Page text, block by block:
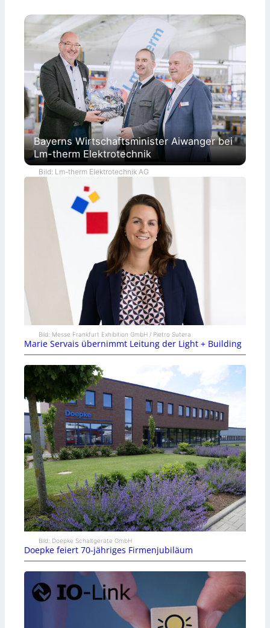
Bayerns Wirtschaftsminister Aiwanger bei
Lm-therm Elektrotechnik
Bild: Lm-therm Elektrotechnik AG
Bild: Messe Frankfurt Exhibition GmbH / Pietro Sutera
Marie Servais übernimmt Leitung der Light + Building
Bild: Doepke Schaltgeräte GmbH
Doepke feiert 70-jähriges Firmenjubiläum